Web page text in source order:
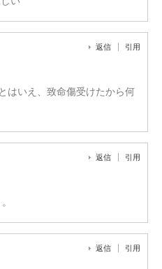
返信 引用
はいえ、致命傷受けたから何
返信 引用
返信 引用